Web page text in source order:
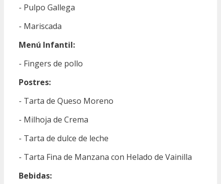
- Pulpo Gallega
- Mariscada
Menú Infantil:
- Fingers de pollo
Postres:
- Tarta de Queso Moreno
- Milhoja de Crema
- Tarta de dulce de leche
- Tarta Fina de Manzana con Helado de Vainilla
Bebidas: